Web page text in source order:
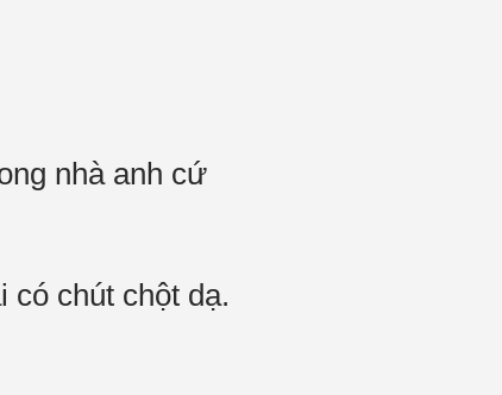
nhà anh cứ
có chút chột dạ.